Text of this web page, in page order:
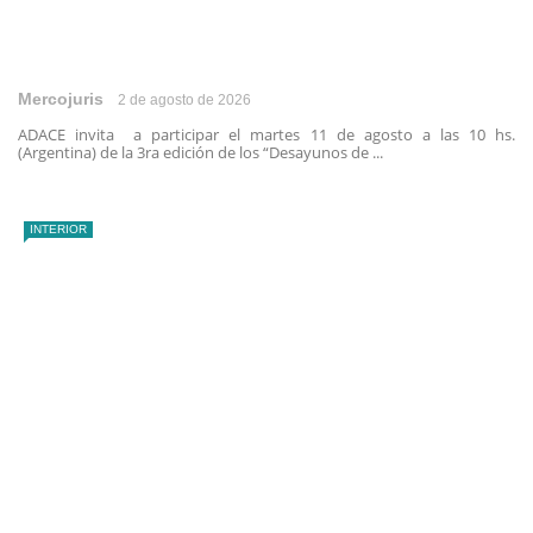
Mercojuris 2 de agosto de 2026
ADACE invita a participar el martes 11 de agosto a las 10 hs.
(Argentina) de la 3ra edición de los “Desayunos de ...
INTERIOR